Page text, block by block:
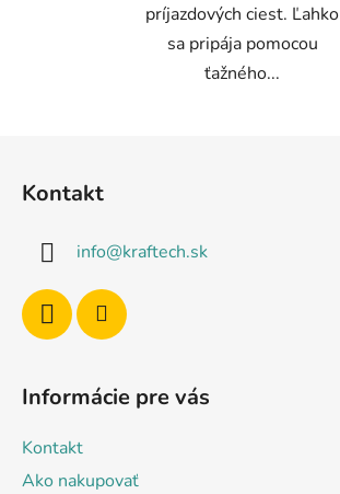
príjazdových ciest. Ľahko
sa pripája pomocou
ťažného...
Kontakt
info@kraftech.sk
Informácie pre vás
Kontakt
Ako nakupovať